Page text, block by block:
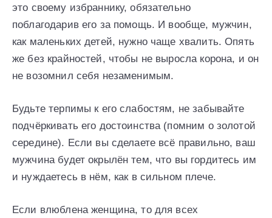
это своему избраннику, обязательно
поблагодарив его за помощь. И вообще, мужчин,
как маленьких детей, нужно чаще хвалить. Опять
же без крайностей, чтобы не выросла корона, и он
не возомнил себя незаменимым.
Будьте терпимы к его слабостям, не забывайте
подчёркивать его достоинства (помним о золотой
середине). Если вы сделаете всё правильно, ваш
мужчина будет окрылён тем, что вы гордитесь им
и нуждаетесь в нём, как в сильном плече.
Если влюблена женщина, то для всех